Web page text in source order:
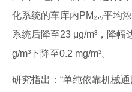
化系统的车库内PM₂.₅平均
系统后降至23 μg/m³，降幅
g/m³下降至0.2 mg/m³。
研究指出：“单纯依靠机械